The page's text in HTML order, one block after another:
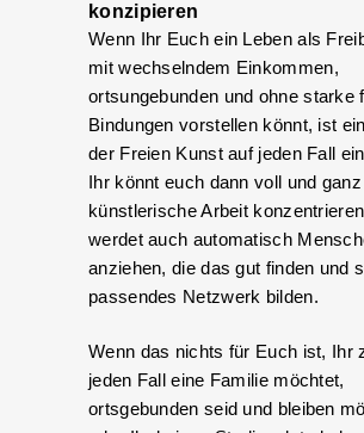
konzipieren
Wenn Ihr Euch ein Leben als
mit wechselndem Einkommen,
ortsungebunden und ohne starke
Bindungen vorstellen könnt, ist
der Freien Kunst auf jeden Fall
Ihr könnt euch dann voll und
künstlerische Arbeit
werdet auch automatisch
anziehen, die das gut finden und
passendes Netzwerk bilden.
Wenn das nichts für Euch ist, Ihr
jeden Fall eine Familie möchtet,
ortsgebunden seid und bleiben